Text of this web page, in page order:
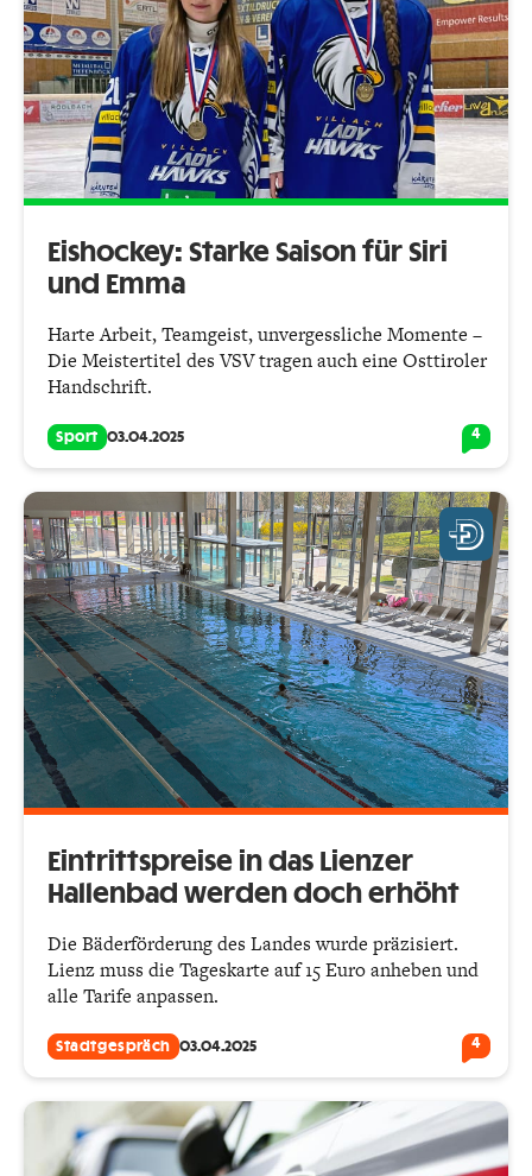
Eishockey: Starke Saison für Siri
und Emma
Harte Arbeit, Teamgeist, unvergessliche Momente –
Die Meistertitel des VSV tragen auch eine Osttiroler
Handschrift.
Sport 03.04.2025 4
Eintrittspreise in das Lienzer
Hallenbad werden doch erhöht
Die Bäderförderung des Landes wurde präzisiert.
Lienz muss die Tageskarte auf 15 Euro anheben und
alle Tarife anpassen.
Stadtgespräch 03.04.2025 4